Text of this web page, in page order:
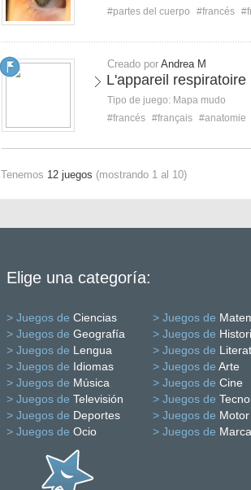
#partes del cuerpo
#francés
Creado por Andrea M
L'appareil respiratoire
Tipo de juego: Mapa mudo
#francés #français #anatomie
Tenemos 12 juegos (mostrando 1 al 10)
Elige una categoría:
> Juegos de Ciencias > Juegos de
> Juegos de Geografía > Juegos de
> Juegos de Lengua > Juegos de
> Juegos de Idiomas > Juegos de Arte
> Juegos de Música > Juegos de Cine
> Juegos de Televisión > Juegos de
> Juegos de Deportes > Juegos de Motor
> Juegos de Ocio > Juegos de